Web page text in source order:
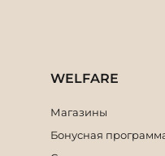
WELFARE
Магазины
Бонусная